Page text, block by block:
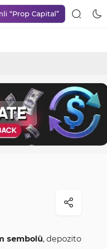
“Prop Capital”
sembolü, depozito